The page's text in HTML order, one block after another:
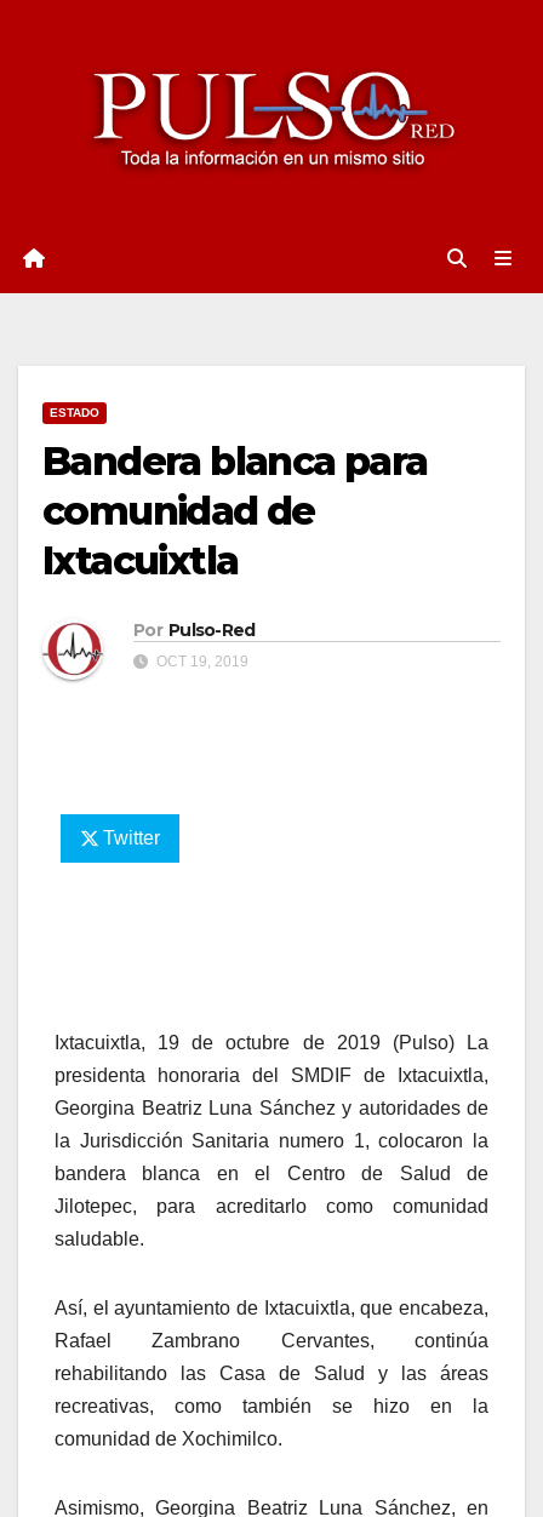
ESTADO
Bandera blanca para
comunidad de
Ixtacuixtla
Por Pulso-Red
OCT 19, 2019
Twitter
Ixtacuixtla, 19 de octubre de 2019 (Pulso) La
presidenta honoraria del SMDIF de Ixtacuixtla,
Georgina Beatriz Luna Sánchez y autoridades de
la Jurisdicción Sanitaria numero 1, colocaron la
bandera blanca en el Centro de Salud de
Jilotepec, para acreditarlo como comunidad
saludable.
Así, el ayuntamiento de Ixtacuixtla, que encabeza,
Rafael Zambrano Cervantes, continúa
rehabilitando las Casa de Salud y las áreas
recreativas, como también se hizo en la
comunidad de Xochimilco.
Asimismo, Georgina Beatriz Luna Sánchez, en